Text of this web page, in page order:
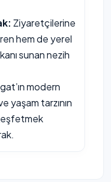
Ziyaretçilerine
hem de yerel
sunan nezih
modern
yaşam tarzının